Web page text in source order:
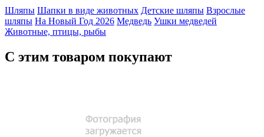
Шляпы Шапки в виде животных Детские шляпы Взрослые
шляпы На Новый Год 2026 Медведь Ушки медведей
Животные, птицы, рыбы
С этим товаром покупают